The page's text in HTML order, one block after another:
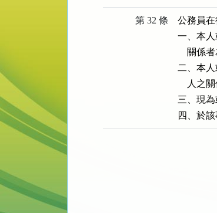
第 32 條
公務員
一、本
關係
二、本
人之
三、現
四、於